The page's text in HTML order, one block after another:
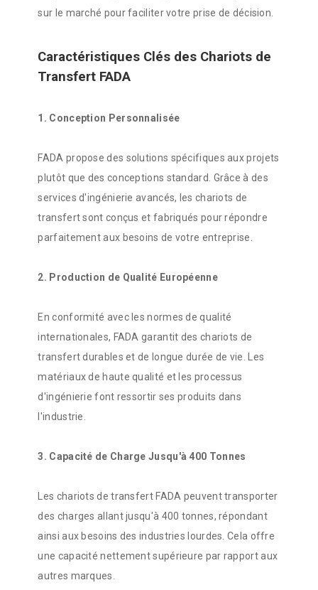
sur le marché pour faciliter votre prise de décision.
Caractéristiques Clés des Chariots de
Transfert FADA
1. Conception Personnalisée
FADA propose des solutions spécifiques aux projets
plutôt que des conceptions standard. Grâce à des
services d'ingénierie avancés, les chariots de
transfert sont conçus et fabriqués pour répondre
parfaitement aux besoins de votre entreprise.
2. Production de Qualité Européenne
En conformité avec les normes de qualité
internationales, FADA garantit des chariots de
transfert durables et de longue durée de vie. Les
matériaux de haute qualité et les processus
d'ingénierie font ressortir ses produits dans
l'industrie.
3. Capacité de Charge Jusqu'à 400 Tonnes
Les chariots de transfert FADA peuvent transporter
des charges allant jusqu'à 400 tonnes, répondant
ainsi aux besoins des industries lourdes. Cela offre
une capacité nettement supérieure par rapport aux
autres marques.